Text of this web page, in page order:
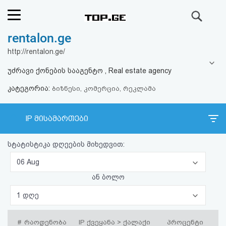
რეიტინგი
ფოსტა
კითხვა-
პასუხი
ავტორიზაცია
რეგისტრაცია
rentalon.ge
http://rentalon.ge/
უძრავი ქონების სააგენტო , Real estate agency
კატეგორია: ბიზნესი, კომერცია, რეკლამა
IP მისამართები
სტატისტიკა დღეების მიხედვით:
06 Aug
ან ბოლო
1 დღე
# რაოდენობა IP ქვეყანა > ქალაქი პროცენტი